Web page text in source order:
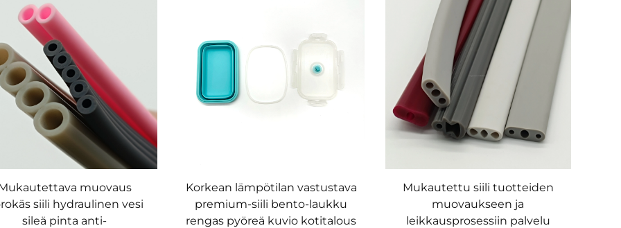
muovaus
siili hydraulinen vesi
sileä pinta anti-
Korkean lämpötilan vastustava
premium-siili bento-laukku
rengas pyöreä kuvio kotitalous
Mukautettu siili tuotteiden
muovaukseen ja
leikkausprosessiin palvelu